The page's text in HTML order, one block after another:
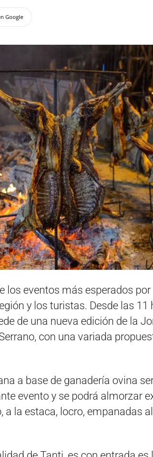
Google
los eventos más esperados
y los turistas. Desde las 11
de una nueva edición de la
con una variada
a base de ganadería ovina
evento y se podrá almorzar
a la estaca, locro, empanadas